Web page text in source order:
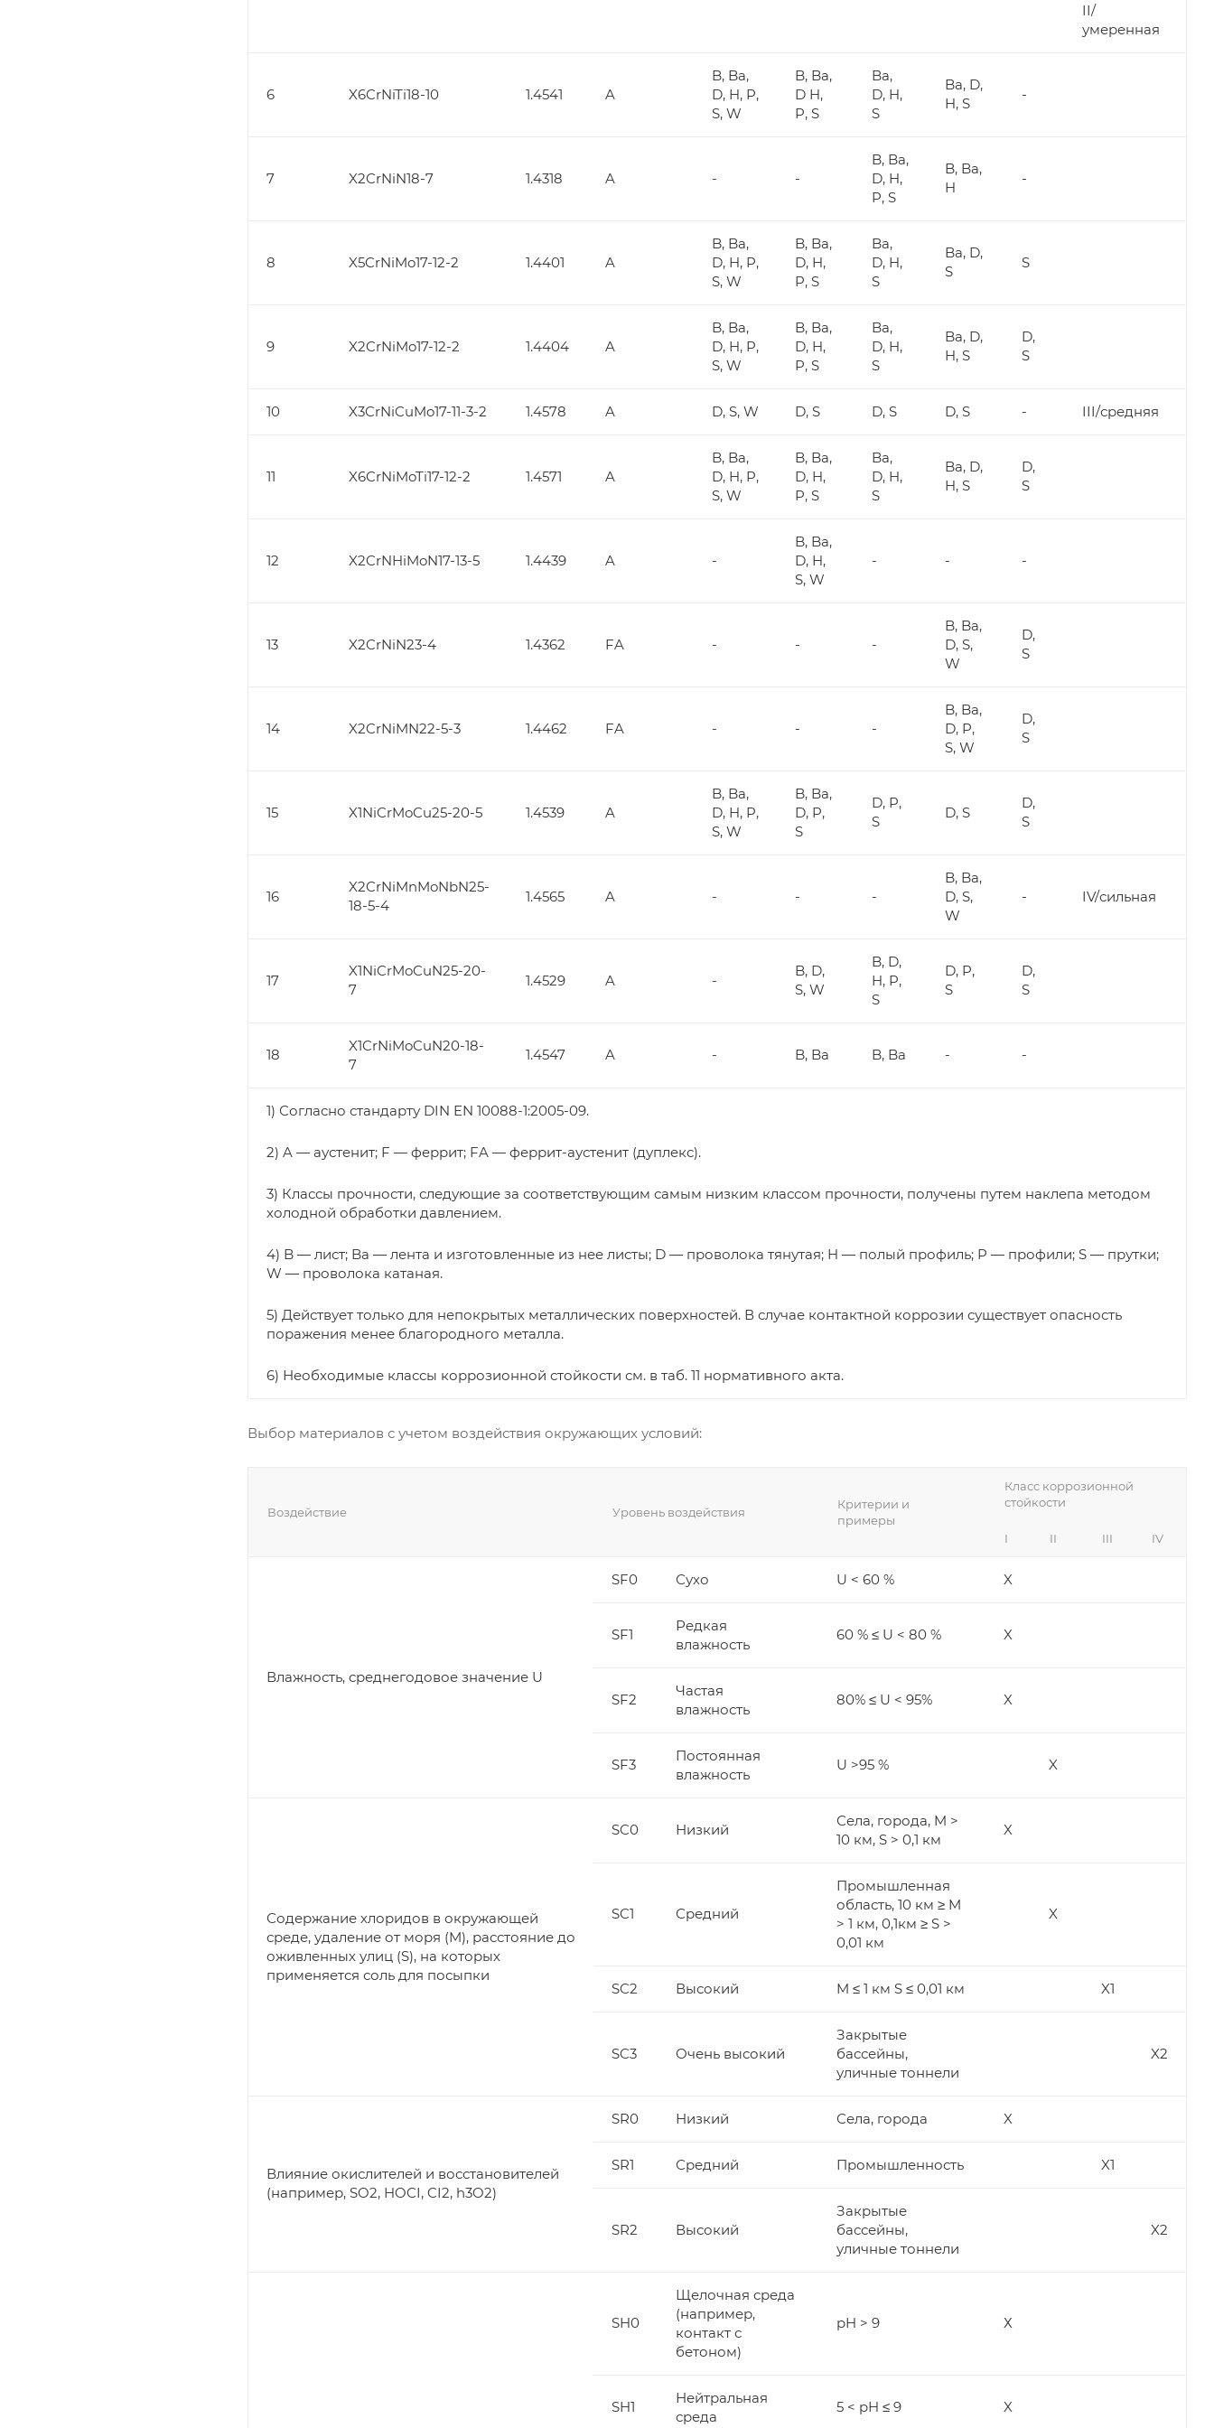
II/
умеренная
6 X6CrNiTi18-10 1.4541 A
B, Ba,
D, H, P,
S, W
B, Ba,
D H,
P, S
Ba,
D, H,
S
Ba, D,
H, S
-
7 X2CrNiN18-7 1.4318 A - -
B, Ba,
D, H,
P, S
B, Ba,
H
-
8 X5CrNiMo17-12-2 1.4401 A
B, Ba,
D, H, P,
S, W
B, Ba,
D, H,
P, S
Ba,
D, H,
S
Ba, D,
S
S
9 X2CrNiMo17-12-2 1.4404 A
B, Ba,
D, H, P,
S, W
B, Ba,
D, H,
P, S
Ba,
D, H,
S
Ba, D,
H, S
D,
S
10 X3CrNiCuMo17-11-3-2 1.4578 A D, S, W D, S D, S D, S - III/средняя
11 X6CrNiMoTi17-12-2 1.4571 A
B, Ba,
D, H, P,
S, W
B, Ba,
D, H,
P, S
Ba,
D, H,
S
Ba, D,
H, S
D,
S
12 X2CrNHiMoN17-13-5 1.4439 A -
B, Ba,
D, H,
S, W
- - -
13 X2CrNiN23-4 1.4362 FA - - -
B, Ba,
D, S,
W
D,
S
14 X2CrNiMN22-5-3 1.4462 FA - - -
B, Ba,
D, P,
S, W
D,
S
15 X1NiCrMoCu25-20-5 1.4539 A
B, Ba,
D, H, P,
S, W
B, Ba,
D, P,
S
D, P,
S
D, S
D,
S
16
X2CrNiMnMoNbN25-
18-5-4
1.4565 A - - -
B, Ba,
D, S,
W
- IV/сильная
17
X1NiCrMoCuN25-20-
7
1.4529 A -
B, D,
S, W
B, D,
H, P,
S
D, P,
S
D,
S
18
X1CrNiMoCuN20-18-
7
1.4547 A - B, Ba B, Ba - -
1) Согласно стандарту DIN EN 10088-1:2005-09.
2) A — аустенит; F — феррит; FA — феррит-аустенит (дуплекс).
3) Классы прочности, следующие за соответствующим самым низким классом прочности, получены путем наклепа методом
холодной обработки давлением.
4) B — лист; Ba — лента и изготовленные из нее листы; D — проволока тянутая; H — полый профиль; P — профили; S — прутки;
W — проволока катаная.
5) Действует только для непокрытых металлических поверхностей. В случае контактной коррозии существует опасность
поражения менее благородного металла.
6) Необходимые классы коррозионной стойкости см. в таб. 11 нормативного акта.
Выбор материалов с учетом воздействия окружающих условий:
Воздействие Уровень воздействия
Критерии и
примеры
Класс коррозионной
стойкости
I II III IV
Влажность, среднегодовое значение U
SF0 Сухо U < 60 % X
SF1
Редкая
влажность
60 % ≤ U < 80 % X
SF2
Частая
влажность
80% ≤ U < 95% X
SF3
Постоянная
влажность
U >95 % X
Содержание хлоридов в окружающей
среде, удаление от моря (M), расстояние до
оживленных улиц (S), на которых
применяется соль для посыпки
SC0 Низкий
Села, города, M >
10 км, S > 0,1 км
X
SC1 Средний
Промышленная
область, 10 км ≥ M
> 1 км, 0,1км ≥ S >
0,01 км
X
SC2 Высокий M ≤ 1 км S ≤ 0,01 км X1
SC3 Очень высокий
Закрытые
бассейны,
уличные тоннели
X2
Влияние окислителей и восстановителей
(например, SO2, HOCI, CI2, h3O2)
SR0 Низкий Села, города X
SR1 Средний Промышленность X1
SR2 Высокий
Закрытые
бассейны,
уличные тоннели
X2
SH0
Щелочная среда
(например,
контакт с
бетоном)
pH > 9 Х
SH1
Нейтральная
среда
5 < pH ≤ 9 X